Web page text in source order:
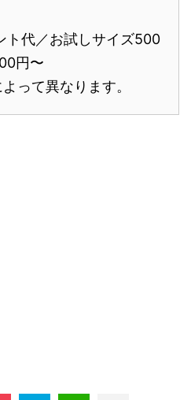
ト代／お試しサイズ500
円〜
って異なります。